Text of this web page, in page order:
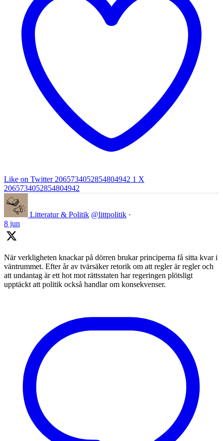
Like on Twitter 2065734052854804942 1 X
2065734052854804942
Litteratur & Politik @littpolitik ·
8 jun
När verkligheten knackar på dörren brukar principerna få sitta kvar i
väntrummet. Efter år av tvärsäker retorik om att regler är regler och
att undantag är ett hot mot rättsstaten har regeringen plötsligt
upptäckt att politik också handlar om konsekvenser.